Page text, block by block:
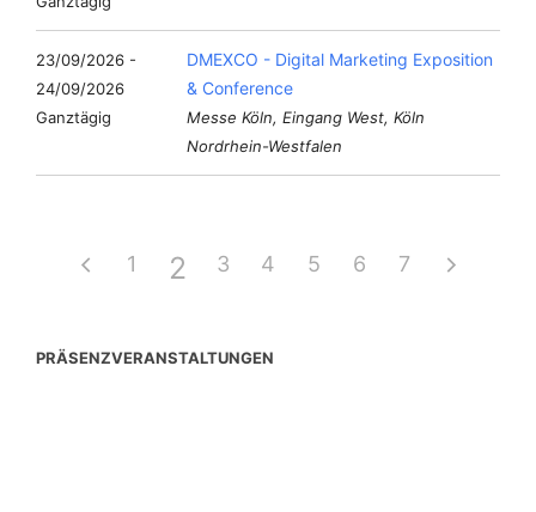
23/09/2026 -
24/09/2026
Ganztägig
DMEXCO - Digital Marketing Exposition
& Conference
Messe Köln, Eingang West, Köln
Nordrhein-Westfalen
1 2 3 4 5 6 7
PRÄSENZVERANSTALTUNGEN